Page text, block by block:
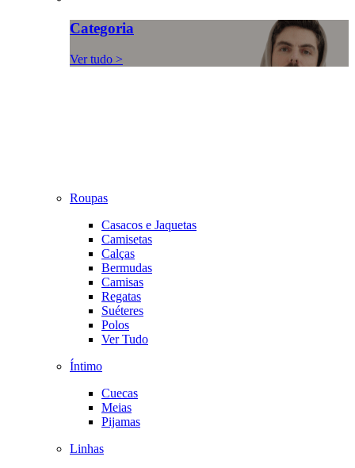
Categoria
Ver tudo >
Roupas
Casacos e Jaquetas
Camisetas
Calças
Bermudas
Camisas
Regatas
Suéteres
Polos
Ver Tudo
Íntimo
Cuecas
Meias
Pijamas
Linhas